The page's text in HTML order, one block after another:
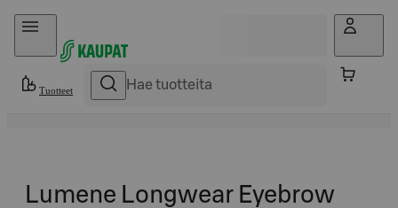
Hyppää sisältöön
Tuotteet
Lumene Longwear Eyebrow